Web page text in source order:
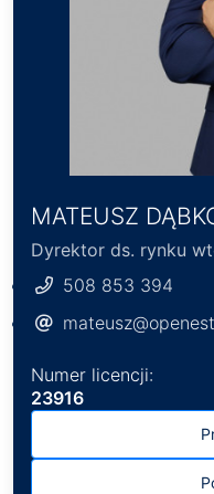
MATEUSZ
Dyrektor ds. rynku
508 853 394
Numer licencji:
23916